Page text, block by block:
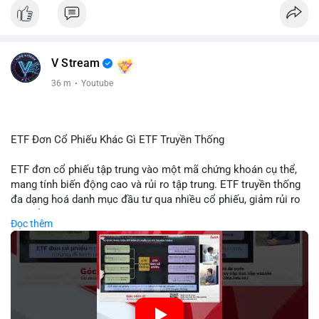
V Stream
36 m · Youtube
ETF Đơn Cổ Phiếu Khác Gì ETF Truyền Thống
ETF đơn cổ phiếu tập trung vào một mã chứng khoán cụ thể,
mang tính biến động cao và rủi ro tập trung. ETF truyền thống
đa dạng hoá danh mục đầu tư qua nhiều cổ phiếu, giảm rủi ro
sản và mức độ tiếp xúc với thị trường.
🎥 Xem video trực tiếp tại:
Nguồn: Tài chính & Kinh doanh
Đọc thêm